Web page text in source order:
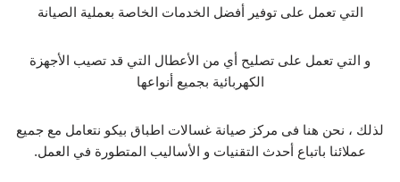
التي تعمل على توفير أفضل الخدمات الخاصة بعملية الصيانة
و التي تعمل على تصليح أي من الأعطال التي قد تصيب الأجهزة
الكهربائية بجميع أنواعها
لذلك ، نحن هنا فى مركز صيانة غسالات اطباق بيكو نتعامل مع جميع
عملائنا باتباع أحدث التقنيات و الأساليب المتطورة في العمل.